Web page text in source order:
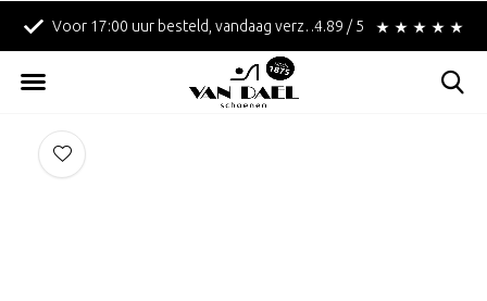
Voor 17:00 uur besteld, vandaag verzonden! Betaal achteraf met
4.89 / 5